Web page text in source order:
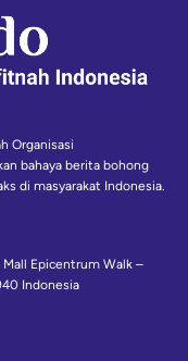
Organisasi
bahaya berita bohong
di masyarakat Indonesia.
Mall Epicentrum Walk –
Indonesia